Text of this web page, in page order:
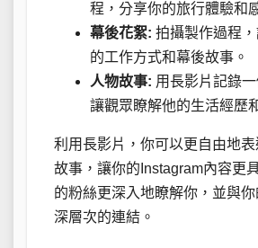
程，分享你的旅行體驗和
幕後花絮: 拍攝製作過程
的工作方式和幕後故事。
人物故事: 用長影片記錄一
讓觀眾瞭解他的生活經歷
利用長影片，你可以更自由地
故事，讓你的Instagram內容更
的粉絲更深入地瞭解你，並與
深層次的連結。